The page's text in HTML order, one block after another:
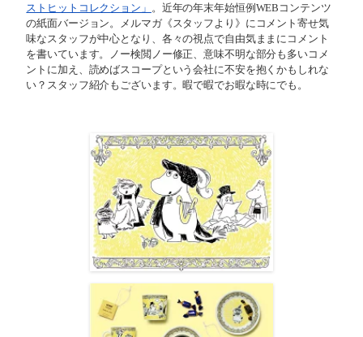
ストヒットコレクション」 。近年の年末年始恒例WEBコンテンツ
の紙面バージョン。メルマガ《スタッフより》にコメント寄せ気
味なスタッフが中心となり、各々の視点で自由気ままにコメント
を書いています。ノー検閲ノー修正、意味不明な部分も多いコメ
ントに加え、読めばスコープという会社に不安を抱くかもしれな
い？スタッフ紹介もございます。暇で暇でお暇な時にでも。